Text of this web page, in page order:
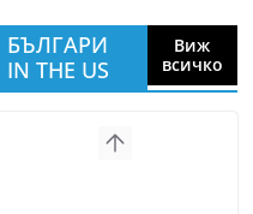
БЪЛГАРИ
IN THE US
Виж
всичко